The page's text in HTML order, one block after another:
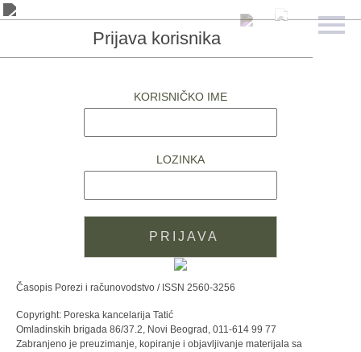
Prijava korisnika
KORISNIČKO IME
LOZINKA
Časopis Porezi i računovodstvo / ISSN 2560-3256
Copyright: Poreska kancelarija Tatić
Omladinskih brigada 86/37.2, Novi Beograd, 011-614 99 77
Zabranjeno je preuzimanje, kopiranje i objavljivanje materijala sa